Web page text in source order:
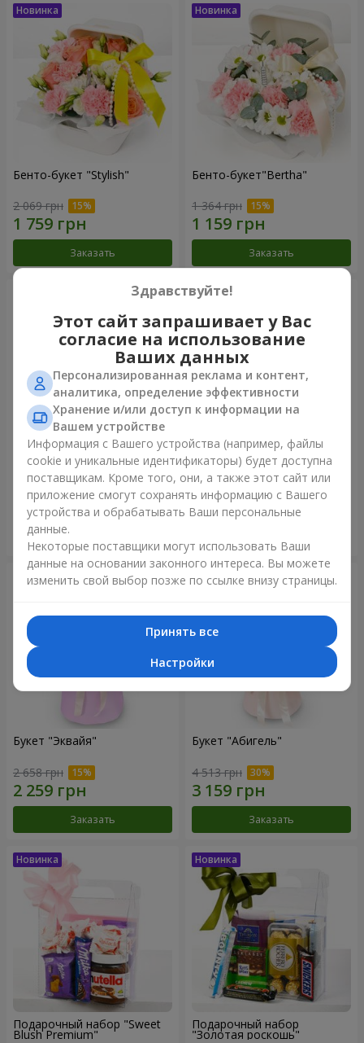
Бенто-букет "Stylish"
2 069 грн
Заказать
Бенто-букет"Bertha"
1 364 грн
Заказать
Букет "Kamaliya"
3 279 грн
Букет "Moon Dance"
2 570 грн
Букет "Эквайя"
2 658 грн
Заказать
Букет "Абигель"
4 513 грн
Заказать
Подарочный набор "Sweet
Blush Premium"
Подарочный набор
"Золотая роскошь"
Здравствуйте!
Этот сайт запрашивает у Вас
согласие на использование
Ваших данных
Персонализированная реклама и контент,
аналитика, определение эффективности
Хранение и/или доступ к информации на
Вашем устройстве
Информация с Вашего устройства (например, файлы
cookie и уникальные идентификаторы) будет доступна
поставщикам. Кроме того, они, а также этот сайт или
приложение смогут сохранять информацию с Вашего
устройства и обрабатывать Ваши персональные
данные.
Некоторые поставщики могут использовать Ваши
данные на основании законного интереса. Вы можете
изменить свой выбор позже по ссылке внизу страницы.
Принять все
Настройки